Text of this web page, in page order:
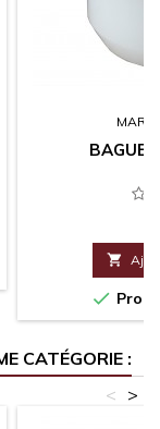
BAGUE


CATÉGORIE :
>
<